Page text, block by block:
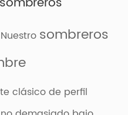
sombreros
clásico de perfil